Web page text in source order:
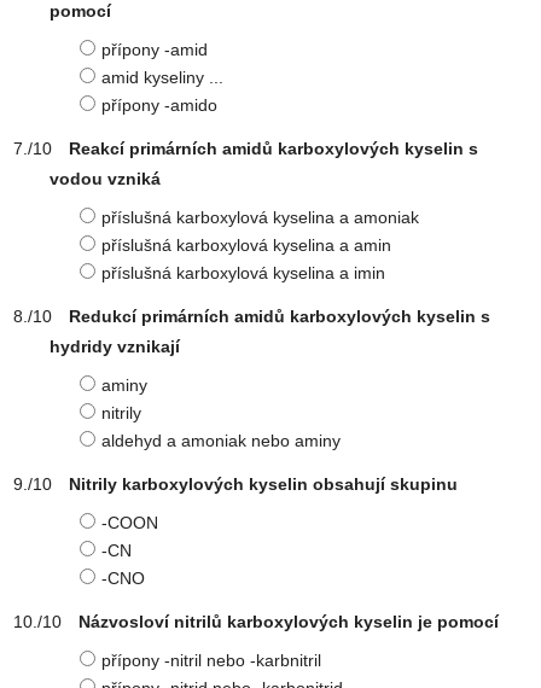
pomocí
přípony -amid
amid kyseliny ...
přípony -amido
Reakcí primárních amidů karboxylových kyselin s
vodou vzniká
příslušná karboxylová kyselina a amoniak
příslušná karboxylová kyselina a amin
příslušná karboxylová kyselina a imin
Redukcí primárních amidů karboxylových kyselin s
hydridy vznikají
aminy
nitrily
aldehyd a amoniak nebo aminy
Nitrily karboxylových kyselin obsahují skupinu
-COON
-CN
-CNO
Názvosloví nitrilů karboxylových kyselin je pomocí
přípony -nitril nebo -karbnitril